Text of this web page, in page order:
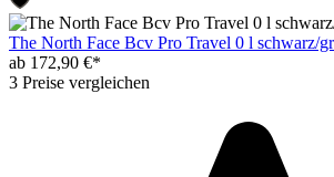
The North Face Bcv Pro Travel 0 l schwarz/
ab 172,90 €*
3 Preise vergleichen